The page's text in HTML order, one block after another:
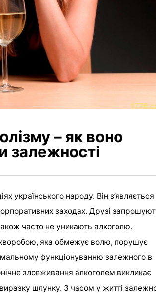
– як воно
залежності
українського народу. Він з’являється
заходах. Друзі
часто не уникають алкоголю.
хворобою, яка обмежує волю, порушує
функціонуванню залежного в
зловживання алкоголем викликає
шлунку. З часом у житті